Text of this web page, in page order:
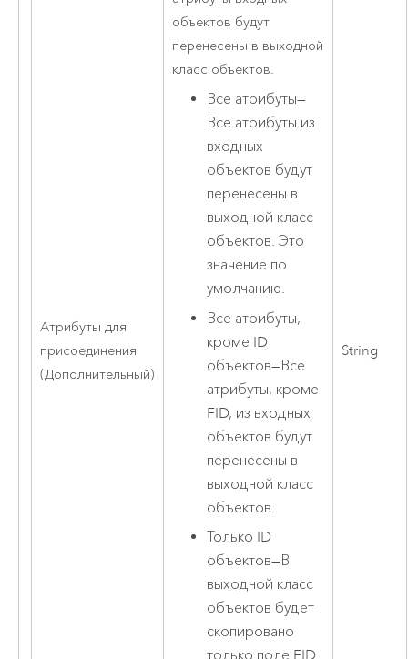
Атрибуты для
присоединения
(Дополнительный)
объектов будут
перенесены в выходной
класс объектов.
Все атрибуты—
Все атрибуты из
входных
объектов будут
перенесены в
выходной класс
объектов. Это
значение по
умолчанию.
Все атрибуты,
кроме ID
объектов—Все
атрибуты, кроме
FID, из входных
объектов будут
перенесены в
выходной класс
объектов.
Только ID
объектов—В
выходной класс
объектов будет
скопировано
String